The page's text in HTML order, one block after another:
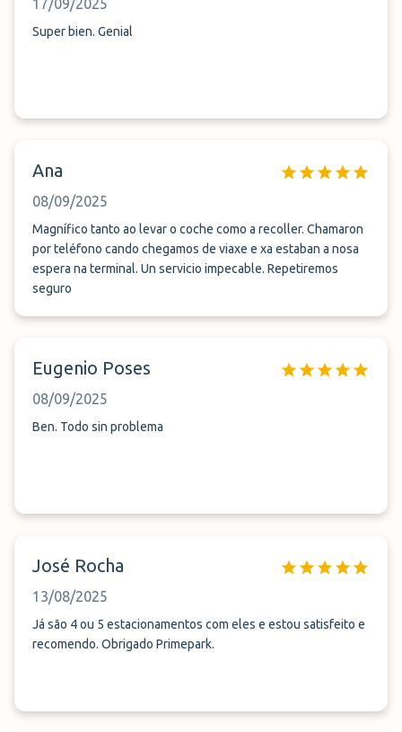
17/09/2025
Super bien. Genial
Ana
08/09/2025
Magnífico tanto ao levar o coche como a recoller. Chamaron
por teléfono cando chegamos de viaxe e xa estaban a nosa
espera na terminal. Un servicio impecable. Repetiremos
seguro
Eugenio Poses
08/09/2025
Ben. Todo sin problema
José Rocha
13/08/2025
Já são 4 ou 5 estacionamentos com eles e estou satisfeito e
recomendo. Obrigado Primepark.